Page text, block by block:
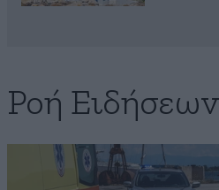
Ροή Ειδήσεων